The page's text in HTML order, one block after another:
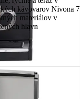
kávovarov Nivona 7
materiálov v
hlavn